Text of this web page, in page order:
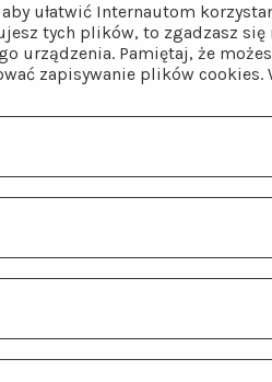
ułatwić Internautom
tych plików, to zgadzasz
urządzenia. Pamiętaj, że
zapisywanie plików